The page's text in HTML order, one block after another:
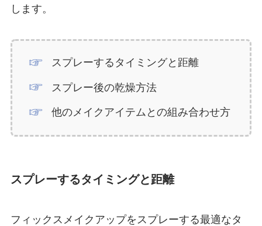
します。
スプレーするタイミングと距離
スプレー後の乾燥方法
他のメイクアイテムとの組み合わせ方
スプレーするタイミングと距離
フィックスメイクアップをスプレーする最適なタ